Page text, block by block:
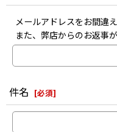
メールアドレスをお間違
また、弊店からのお返事
件名 [必須]